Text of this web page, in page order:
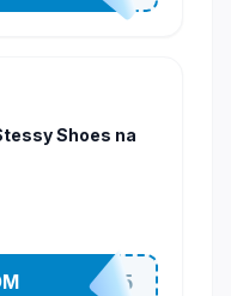
Shoes na
STES2525